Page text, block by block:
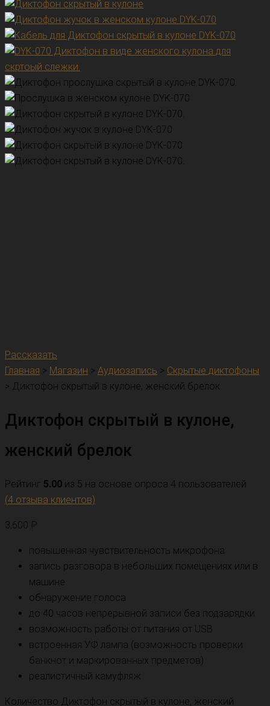
Рассказать
Главная > Магазин > Аудиозапись > Скрытые диктофоны
> Диктофон скрытый в кулоне, женский брелок
Диктофон скрытый в кулоне,
женский брелок
Рейтинг 5.00 из 5 на основе опроса 4 пользователей
(4 отзыва клиентов)
3,600 ₽
повышенная чувствительность микрофона
запись разговора в небольших помещениях или в
машине
обнаружение голоса
до 40 часов непрерывной записи без подзарядки
возможность работы от питания от USB
встроенная УФ лампа (возможность проверки
банкнот и маркированных предметов)
реалистичный камуфляж
Количество Диктофон скрытый в кулоне, женский